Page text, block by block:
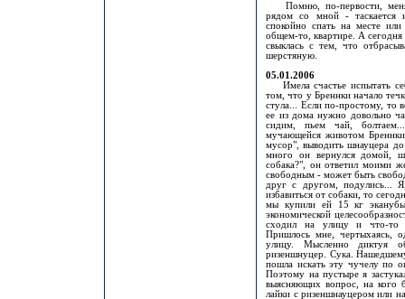
Помню, по-первости, меня
рядом со мной - таскается
спокойно спать на месте
общем-то, квартире. А
свыклась с тем, что
шерстяную.
05.01.2006
Имела счастье испытать
том, что у Бреннки начало
стула... Если по-простому, то
ее из дома нужно довольно
сидим, пьем чай,
мучающейся животом
мусор", выводить шнауцера
много он вернулся домой,
собака?", он ответил моими
свободным - может быть
друг с другом, подулись...
избавиться от собаки, то
мы купили ей 15 кг
экономической
сходил на улицу и что-то
Пришлось мне, чертыхаясь,
улицу. Мысленно диктуя
ризеншнуцер. Сука.
пошла искать эту чучелу по
Поэтому на пустыре я
выясняющих вопрос, на кого
лайки с ризеншнауцером или